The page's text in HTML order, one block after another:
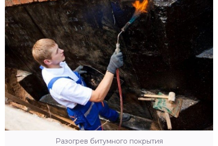
Разогрев битумного покрытия